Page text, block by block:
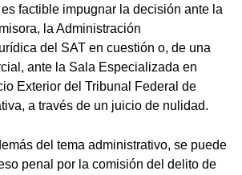
factible impugnar la decisión ante la
la Administración
del SAT en cuestión o, de una
ante la Sala Especializada en
Exterior del Tribunal Federal de
a través de un juicio de nulidad.
del tema administrativo, se puede
penal por la comisión del delito de